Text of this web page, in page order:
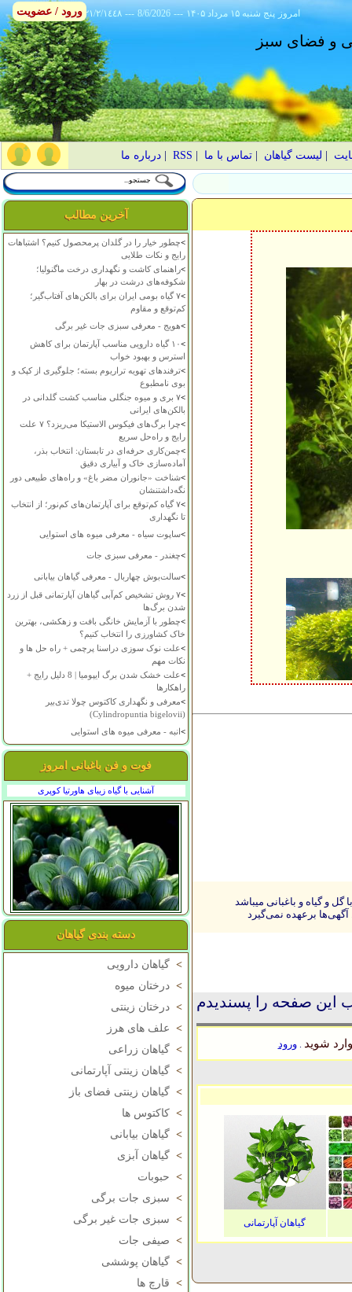
٢١/٢/١٤٤٨ --- 8/6/2026 --- ۱۴۰۵ پنج شنبه ۱۵ مرداد امروز
و فضای سبز
لیست گیاهان |تماس با ما RSS
|درباره ما
آخرین مطالب
>چطور خیار را در گلدان پرمحصول کنیم؟ اشتباهات
رایج و نکات طلایی
>راهنمای کاشت و نگهداری درخت ماگنولیا؛
شکوفه‌های درشت در بهار
>
۷ گیاه بومی ایران برای بالکن‌های آفتاب‌گیر؛
کم‌توقع و مقاوم
>هویج - معرفی سبزی جات غیر برگی
>
۱۰ گیاه دارویی مناسب آپارتمان برای کاهش
استرس و بهبود خواب
>ترفندهای تهویه تراریوم بسته؛ جلوگیری از کپک و
بوی نامطبوع
>
۷ بری و میوه جنگلی مناسب کشت گلدانی در
بالکن‌های ایرانی
>
چرا برگ‌های فیکوس الاستیکا می‌ریزد؟ ۷ علت
رایج و راه‌حل سریع
>چمن‌کاری حرفه‌ای در تابستان: انتخاب بذر،
آماده‌سازی خاک و آبیاری دقیق
>شناخت «جانوران مضر باغ» و راه‌های طبیعی دور
نگه‌داشتنشان
>
۷ گیاه کم‌توقع برای آپارتمان‌های کم‌نور؛ از انتخاب
تا نگهداری
>ساپوت سیاه - معرفی میوه های استوایی
>چغندر - معرفی سبزی جات
>سالت‌بوش چهاربال - معرفی گیاهان بیابانی
>
۷ روش تشخیص کم‌آبی گیاهان آپارتمانی قبل از زرد
شدن برگ‌ها
>چطور با آزمایش خانگی بافت و زهکشی، بهترین
خاک کشاورزی را انتخاب کنیم؟
>علت نوک سوزی دراسنا پرچمی + راه حل ها و
نکات مهم
>
علت خشک شدن برگ ایپومیا | 8 دلیل رایج +
راهکارها
>معرفی و نگهداری کاکتوس چولا تدی‌بیر
(Cylindropuntia bigelovii)
>انبه - معرفی میوه های استوایی
فوت و فن باغبانی امروز
آشنایی با گیاه زیبای هاورتیا کوپری
دسته بندی گیاهان
> گیاهان دارویی
> درختان میوه
> درختان زینتی
> علف های هرز
> گیاهان زراعی
> گیاهان زینتی آپارتمانی
> گیاهان زینتی فضای باز
> کاکتوس ها
> گیاهان بیابانی
> گیاهان آبزی
> حبوبات
> سبزی جات برگی
> سبزی جات غیر برگی
> صیفی جات
> گیاهان پوششی
> قارچ ها
و گیاه و باغبانی میباشد
آگهی‌ها برعهده نمی‌گیرد
این صفحه را پسندیدم
شوید .ورود
گیاهان آپارتمانی
ورود / عضویت